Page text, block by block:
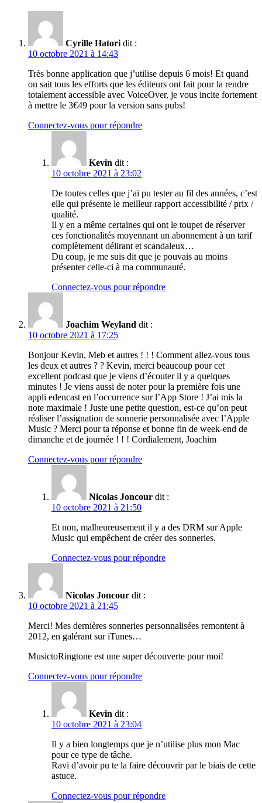
Cyrille Hatori dit :
10 octobre 2021 à 14:43
Très bonne application que j’utilise depuis 6 mois! Et quand
on sait tous les efforts que les éditeurs ont fait pour la rendre
totalement accessible avec VoiceOver, je vous incite fortement
à mettre le 3€49 pour la version sans pubs!
Connectez-vous pour répondre
Kevin dit :
10 octobre 2021 à 23:02
De toutes celles que j’ai pu tester au fil des années, c’est
elle qui présente le meilleur rapport accessibilité / prix /
qualité.
Il y en a même certaines qui ont le toupet de réserver
ces fonctionalités moyennant un abonnement à un tarif
complètement délirant et scandaleux…
Du coup, je me suis dit que je pouvais au moins
présenter celle-ci à ma communauté.
Connectez-vous pour répondre
Joachim Weyland dit :
10 octobre 2021 à 17:25
Bonjour Kevin, Meb et autres ! ! ! Comment allez-vous tous
les deux et autres ? ? Kevin, merci beaucoup pour cet
excellent podcast que je viens d’écouter il y a quelques
minutes ! Je viens aussi de noter pour la première fois une
appli edencast en l’occurrence sur l’App Store ! J’ai mis la
note maximale ! Juste une petite question, est-ce qu’on peut
réaliser l’assignation de sonnerie personnalisée avec l’Apple
Music ? Merci pour ta réponse et bonne fin de week-end de
dimanche et de journée ! ! ! Cordialement, Joachim
Connectez-vous pour répondre
Nicolas Joncour dit :
10 octobre 2021 à 21:50
Et non, malheureusement il y a des DRM sur Apple
Music qui empêchent de créer des sonneries.
Connectez-vous pour répondre
Nicolas Joncour dit :
10 octobre 2021 à 21:45
Merci! Mes dernières sonneries personnalisées remontent à
2012, en galérant sur iTunes…
MusictoRingtone est une super découverte pour moi!
Connectez-vous pour répondre
Kevin dit :
10 octobre 2021 à 23:04
Il y a bien longtemps que je n’utilise plus mon Mac
pour ce type de tâche.
Ravi d’avoir pu te la faire découvrir par le biais de cette
astuce.
Connectez-vous pour répondre